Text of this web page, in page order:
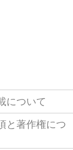
について
と著作権につ